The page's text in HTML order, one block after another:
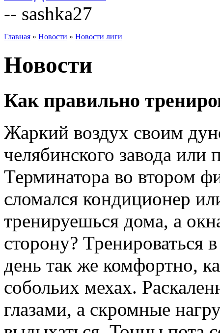
-- sashka27
Главная » Новости » Новости лиги
Новости
Как правильно
Жаркий воздух своим
челябинского завода или
Терминатора во втором
сломался кондиционер
тренируешься дома, а
сторону? Тренироваться
день так же комфортно,
собольих мехах.
глазами, а скромные